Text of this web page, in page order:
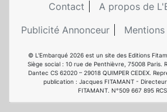
Contact
A propos de
Publicité Annonceur
© L'Embarqué 2026 est un site des Editions
Siège social : 10 rue de Penthièvre, 75008 Paris.
Dantec CS 62020 – 29018 QUIMPER CEDEX.
publication : Jacques FITAMANT -
FITAMANT. N°509 667 895 RCS